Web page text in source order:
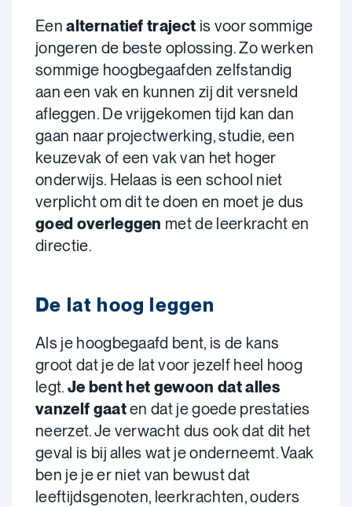
Eenalternatief traject is voor sommige
jongeren de beste oplossing. Zo werken
sommige hoogbegaafden zelfstandig
aan een vak en kunnen zij dit versneld
afleggen. De vrijgekomen tijd kan dan
gaan naar projectwerking, studie, een
keuzevak of een vak van het hoger
onderwijs. Helaas is een school niet
verplicht om dit te doen en moet je dus
goed overleggen met de leerkracht en
directie.
De lat hoog leggen
Als je hoogbegaafd bent, is de kans
groot dat je de lat voor jezelf heel hoog
legt. Je bent het gewoon dat alles
vanzelf gaaten dat je goede prestaties
neerzet. Je verwacht dus ook dat dit het
geval is bij alles wat je onderneemt. Vaak
ben je je er niet van bewust dat
leeftijdsgenoten, leerkrachten, ouders